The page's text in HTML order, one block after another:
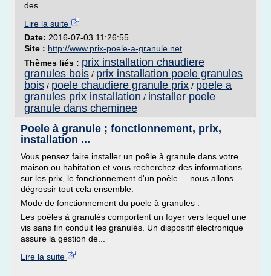
des...
Lire la suite
Date: 2016-07-03 11:26:55
Site : http://www.prix-poele-a-granule.net
Thèmes liés : prix installation chaudiere
granules bois / prix installation poele granules
bois / poele chaudiere granule prix / poele a
granules prix installation / installer poele
granule dans cheminee
Poele à granule ; fonctionnement, prix,
installation ...
Vous pensez faire installer un poêle à granule dans votre
maison ou habitation et vous recherchez des informations
sur les prix, le fonctionnement d'un poêle ... nous allons
dégrossir tout cela ensemble.
Mode de fonctionnement du poele à granules :
Les poêles à granulés comportent un foyer vers lequel une
vis sans fin conduit les granulés. Un dispositif électronique
assure la gestion de...
Lire la suite